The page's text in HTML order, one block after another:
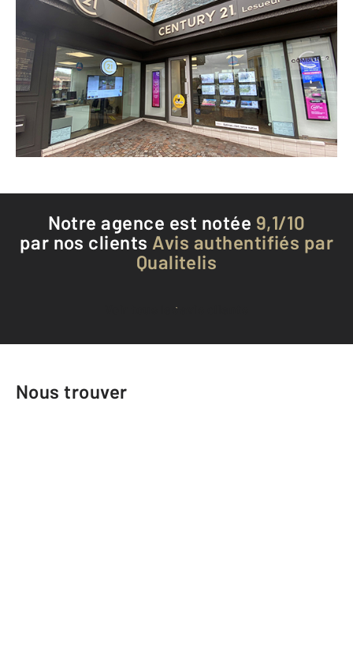
CENTURY 21 Martinot Immobilier
2 Quai Bourgoin Pont de Corbeil
CORBEIL ESSONNES - 91100
Envoyer un message
Téléphoner à l'agence
Notre agence est notée 9,1/10
par nos clients Avis authentifiés par
Qualitelis
Voir tous les avis clients
Nous trouver